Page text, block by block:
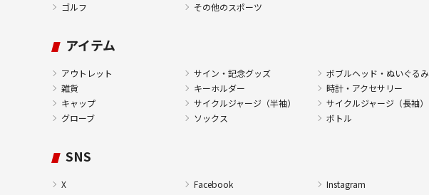
ゴルフ
その他のスポーツ
アイテム
アウトレット サイン・記念グッズ ボブルヘッド・ぬいぐるみ
雑貨
キーホルダー 時計・アクセサリー
キャップ
サイクルジャージ（半袖） サイクルジャージ（長袖）
グローブ
ソックス ボトル
SNS
X Facebook Instagram